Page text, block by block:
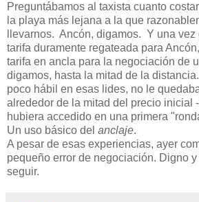
Preguntábamos al taxista cuanto
la playa más lejana a la que
llevarnos. Ancón, digamos. Y una
tarifa duramente regateada para
tarifa en ancla para la negociación de
digamos, hasta la mitad de la
poco hábil en esas lides, no le
alrededor de la mitad del precio inicial
hubiera accedido en una primera
Un uso básico del anclaje.
A pesar de esas experiencias, ayer
pequeño error de negociación. Digno
seguir.